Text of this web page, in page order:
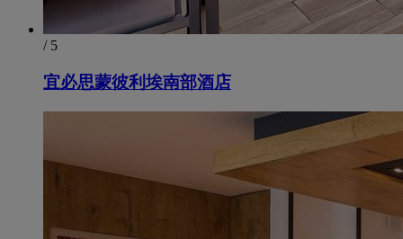
/ 5
宜必思蒙彼利埃南部酒店